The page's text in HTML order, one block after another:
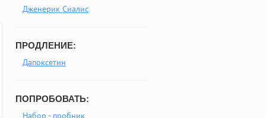
Дженерик Сиалис
ПРОДЛЕНИЕ:
Дапоксетин
ПОПРОБОВАТЬ:
Набор - пробник